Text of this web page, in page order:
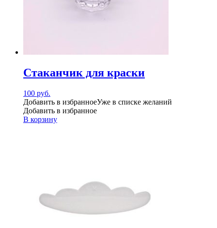
Стаканчик для краски
100 руб.
Добавить в избранноеУже в списке желаний
Добавить в избранное
В корзину